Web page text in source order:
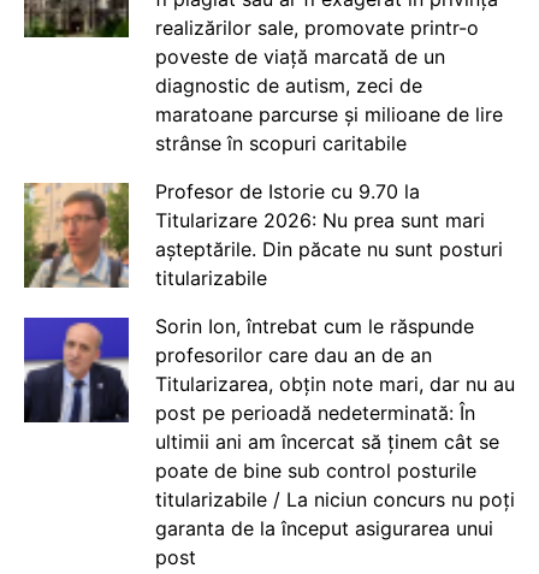
realizărilor sale, promovate printr-o
poveste de viață marcată de un
diagnostic de autism, zeci de
maratoane parcurse și milioane de lire
strânse în scopuri caritabile
Profesor de Istorie cu 9.70 la
Titularizare 2026: Nu prea sunt mari
așteptările. Din păcate nu sunt posturi
titularizabile
Sorin Ion, întrebat cum le răspunde
profesorilor care dau an de an
Titularizarea, obțin note mari, dar nu au
post pe perioadă nedeterminată: În
ultimii ani am încercat să ținem cât se
poate de bine sub control posturile
titularizabile / La niciun concurs nu poți
garanta de la început asigurarea unui
post